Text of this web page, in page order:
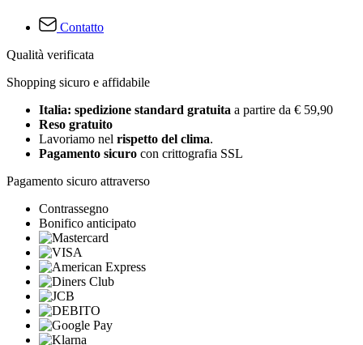
Contatto
Qualità verificata
Shopping sicuro e affidabile
Italia: spedizione standard gratuita a partire da € 59,90
Reso gratuito
Lavoriamo nel rispetto del clima.
Pagamento sicuro con crittografia SSL
Pagamento sicuro attraverso
Contrassegno
Bonifico anticipato